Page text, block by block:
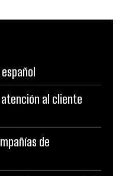
al cliente
de